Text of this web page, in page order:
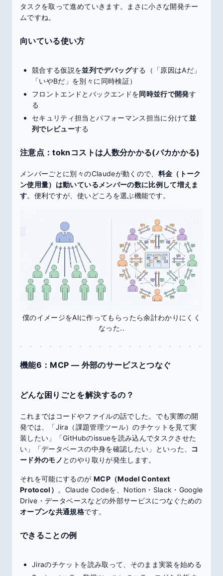
タスクを取って進めていきます。まさに小さな開発チー
ムですね。
向いている使い方
競合する仮説を並列でデバッグする（「原因はAだ」
「いやBだ」を別々に同時検証）
フロントエンドとバックエンドを同時並行で開発す
る
セキュリティ担当とパフォーマンス担当に分けて並
列でレビューする
注意点：toknコストは人数分かかる(バカかかる)
メンバーごとに別々のClaudeが動くので、 料金（トーク
ン使用量）は動いているメンバーの数に比例して増えま
す。便利ですが、使いどころを選ぶ機能です。
僕のイメージをAIに作ってもらったら余計わかりにくく
なった..
機能6：MCP ― 外部のサービスとつなぐ
どんな困りごとを解決するの？
これまではコードやファイルの話でした。でも実際の開
発では、「Jira（課題管理ツール）のチケットを見て実
装したい」「GitHubのissueを読み込んでタスクさせた
い」「データベースの中身を確認したい」といった、 コ
ード外のモノ とのやり取りが発生します。
それを可能にするのが MCP（Model Context
Protocol） 。Claude Codeを、Notion・Slack・Google
Drive・データベースなどの外部サービスにつなぐための
オープンな共通規格です。
できることの例
Jiraのチケットを読み取って、そのまま実装を始める